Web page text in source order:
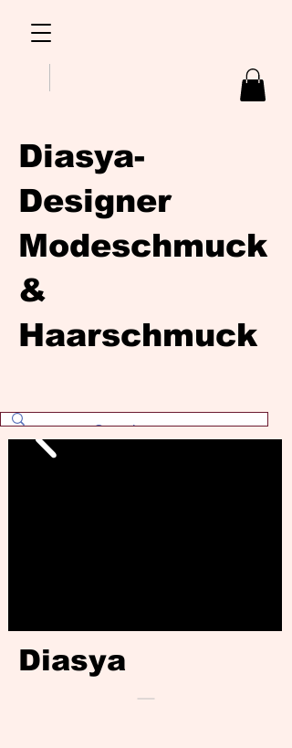
Diasya-
Designer
Modeschmuck
&
Haarschmuck
Diasya